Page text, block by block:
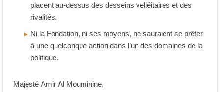
placent au-dessus des desseins velléitaires et des
rivalités.
Ni la Fondation, ni ses moyens, ne sauraient se prêter
à une quelconque action dans l’un des domaines de la
politique.
Majesté Amir Al Mouminine,